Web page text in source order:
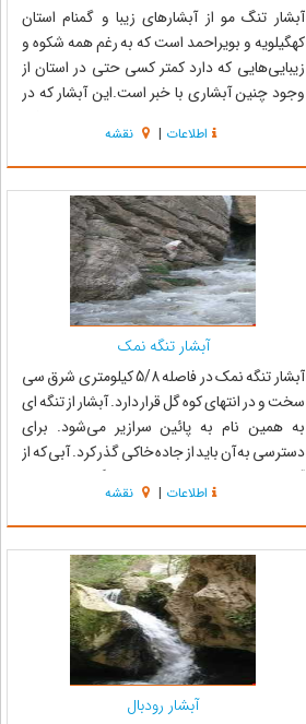
آبشار تنگ مو از آبشارهای زیبا و گمنام استان
کهگیلویه و بویراحمد است که به رغم همه شکوه و
زیبایی‌هایی که دارد کمتر کسی حتی در استان از
وجود چنین آبشاری با خبر است.این آبشار که در
نیز مشهور است از نوع آبشار تنگ‌راه و صخره‌ای
است که در 80 کیل...
اطلاعات | نقشه
آبشار تنگه نمک
آبشار تنگه نمک در فاصله 5/8 کیلومتری شرق سی
سخت و در انتهای کوه گل قرار دارد. آبشار از تنگه ای
به همین نام به پائین سرازیر می‌شود. برای
دسترسی به آن باید از جاده خاکی گذر کرد. آبی که از
آن جاری می‌شود به رودخانه‌ی کوه گل می‌پیوندند
و خروشش موسیقی دل انگیز طبیعت را به خاطر
می‌آورد. ...
اطلاعات | نقشه
آبشار رودبال